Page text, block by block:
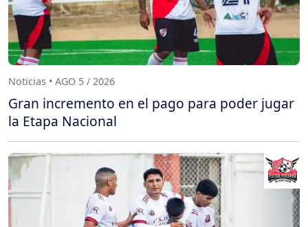
Noticias • AGO 5 / 2026
Gran incremento en el pago para poder jugar
la Etapa Nacional